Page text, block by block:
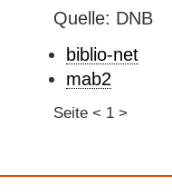
Quelle: DNB
biblio-net
mab2
Seite < 1 >